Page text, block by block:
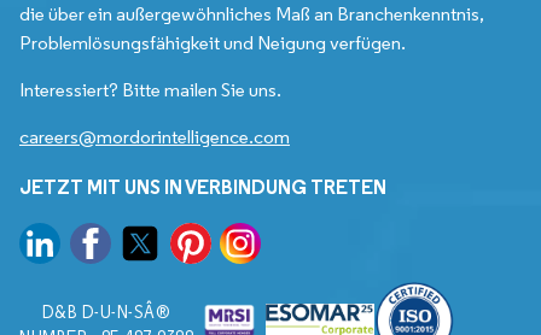
die über ein außergewöhnliches Maß an Branchenkenntnis,
Problemlösungsfähigkeit und Neigung verfügen.
Interessiert? Bitte mailen Sie uns.
careers@mordorintelligence.com
JETZT MIT UNS IN VERBINDUNG TRETEN
D&B D-U-N-SÂ®